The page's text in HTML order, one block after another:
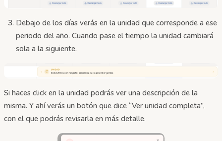
Debajo de los días verás en la unidad que corresponde a ese
periodo del año. Cuando pase el tiempo la unidad cambiará
sola a la siguiente.
Si haces click en la unidad podrás ver una descripción de la
misma. Y ahí verás un botón que dice “Ver unidad completa”,
con el que podrás revisarla en más detalle.